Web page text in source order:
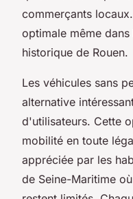
commerçants
optimale même
historique de Rouen.
Les véhicules sans
alternative
d'utilisateurs. Cette
mobilité en toute
appréciée par les
de Seine-Maritime